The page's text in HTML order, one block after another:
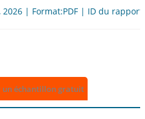
| Format:PDF | ID du
un échantillon gratuit